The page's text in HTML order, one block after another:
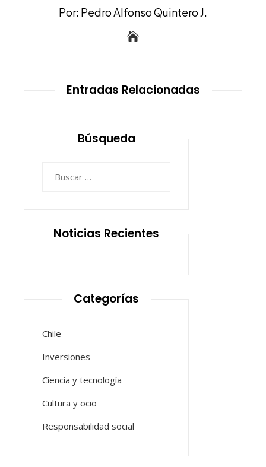
Por: Pedro Alfonso Quintero J.
Entradas Relacionadas
Búsqueda
Noticias Recientes
Categorías
Chile
Inversiones
Ciencia y tecnología
Cultura y ocio
Responsabilidad social